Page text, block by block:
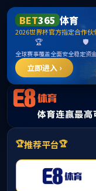
中国·必威
提示：访问地址